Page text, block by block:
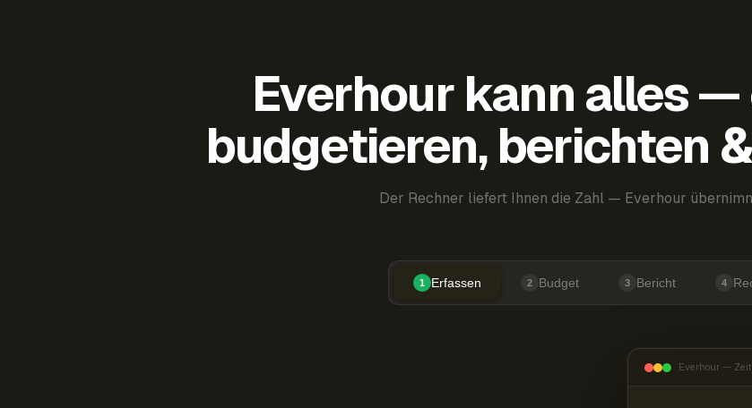
Everhour kann alles —
budgetieren, berichten
Der Rechner liefert Ihnen die Zahl — Everhour
1 Erfassen 2 Budget 3 Bericht 4
Everhour —